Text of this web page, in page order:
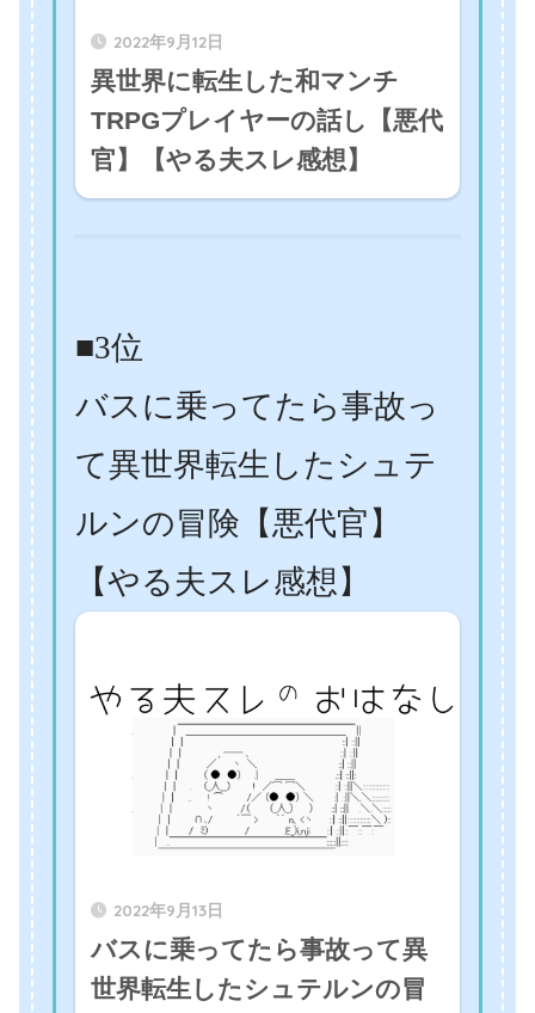
2022年9月12日
異世界に転生した和マンチ
TRPGプレイヤーの話し【悪代
官】【やる夫スレ感想】
■3位
バスに乗ってたら事故っ
て異世界転生したシュテ
ルンの冒険【悪代官】
【やる夫スレ感想】
2022年9月13日
バスに乗ってたら事故って異
世界転生したシュテルンの冒